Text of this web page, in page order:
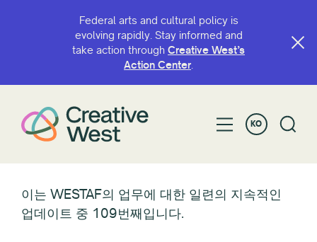
Federal arts and cultural policy is
evolving rapidly. Stay informed and
take action through Creative West’s
Action Center.
KO
이는 WESTAF의 업무에 대한 일련의 지속적인
업데이트 중 109번째입니다.